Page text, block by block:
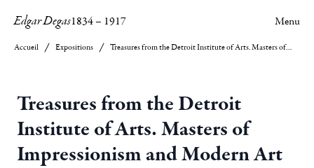
Edgar Degas1834– 1917 Menu
Accueil Expositions Treasures from the Detroit Institute of Arts. Masters of Impressionism and Modern Art
Treasures from the Detroit
Institute of Arts. Masters of
Impressionism and Modern Art